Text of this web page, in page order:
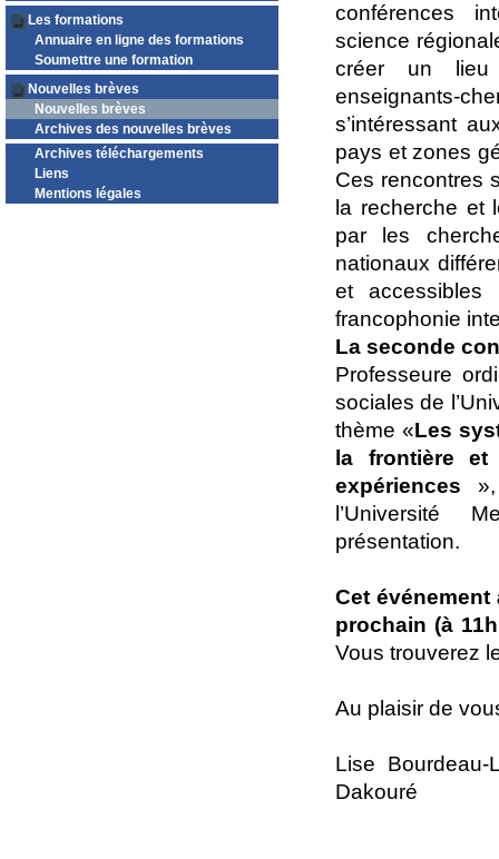
Les formations
Annuaire en ligne des formations
Soumettre une formation
Nouvelles brèves
Nouvelles brèves
Archives des nouvelles brèves
Archives téléchargements
Liens
Mentions légales
conférences
science
créer un lieu
enseignants-
s’intéressant
pays et zones
Ces rencontres
la recherche et
par les
nationaux
et
francophonie
La seconde
Professeure
sociales de
thème «Les
la frontière et
expériences »,
l’Université
présentation.
Cet événement
prochain (à
Vous trouverez
Au plaisir de
Lise
Dakouré